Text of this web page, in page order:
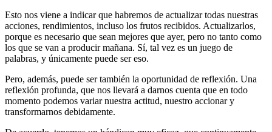
Esto nos viene a indicar que habremos de actualizar todas nuestras
acciones, rendimientos, incluso los frutos recibidos. Actualizarlos,
porque es necesario que sean mejores que ayer, pero no tanto como
los que se van a producir mañana. Sí, tal vez es un juego de
palabras, y únicamente puede ser eso.
Pero, además, puede ser también la oportunidad de reflexión. Una
reflexión profunda, que nos llevará a darnos cuenta que en todo
momento podemos variar nuestra actitud, nuestro accionar y
transformarnos debidamente.